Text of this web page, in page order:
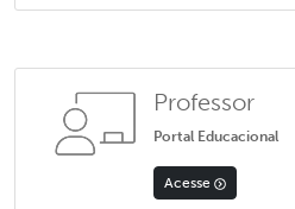
Professor
Portal Educacional
Acesse